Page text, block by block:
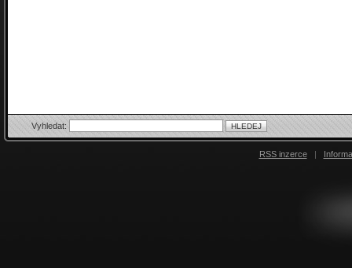
Vyhledat:
RSS inzerce |